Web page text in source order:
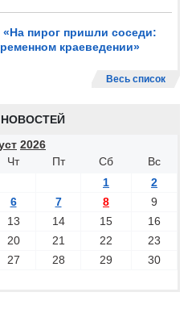
пирог пришли соседи:
краеведении»
Весь список
2026
Чт Пт Сб
Вс
1
2
6 7 8
9
13 14 15
16
20 21 22
23
27 28 29
30